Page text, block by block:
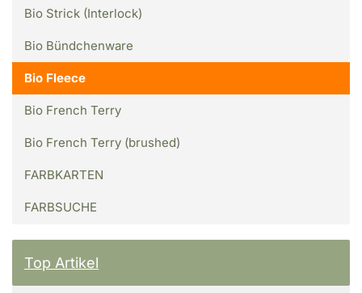
Bio Strick (Interlock)
Bio Bündchenware
Bio Fleece
Bio French Terry
Bio French Terry (brushed)
FARBKARTEN
FARBSUCHE
Top Artikel